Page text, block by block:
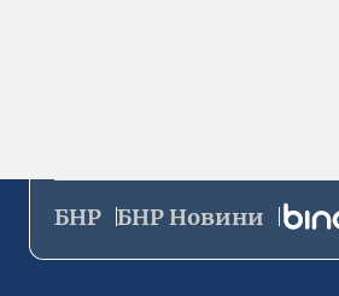
БНР БНР Новини